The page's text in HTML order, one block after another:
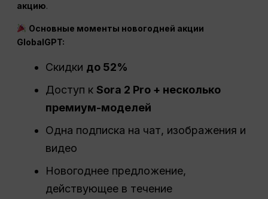
акцию.
Основные моменты новогодней акции
GlobalGPT:
Скидки до 52%
Доступ кSora 2 Pro + несколько
премиум-моделей
Одна подписка на чат, изображения и
видео
Новогоднее предложение,
действующее в течение